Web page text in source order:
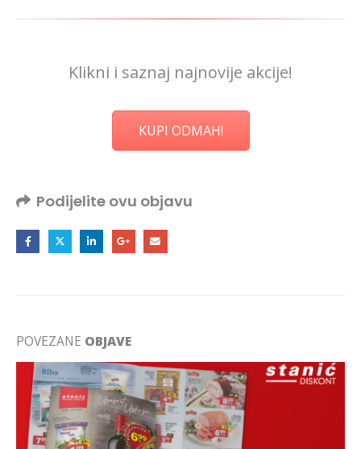
Klikni i saznaj najnovije akcije!
KUPI ODMAH!
Podijelite ovu objavu
POVEZANE OBJAVE